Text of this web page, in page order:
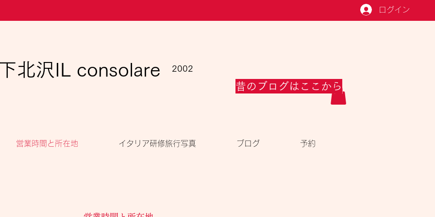
ログイン
下北沢​IL consolare 2002
昔のブログはここから
営業時間と所在地 イタリア研修旅行写真 ブログ 予約